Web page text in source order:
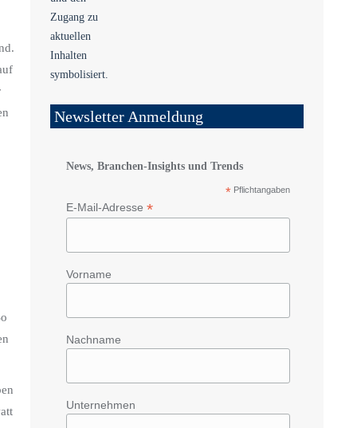
Newsletter Anmeldung
News, Branchen-Insights und Trends
* Pflichtangaben
E-Mail-Adresse *
Vorname
Nachname
Unternehmen